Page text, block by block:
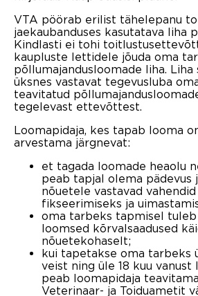
VTA pöörab erilist tähelepanu
jaekaubanduses kasutatava liha
Kindlasti ei tohi
kaupluste lettidele jõuda oma
põllumajandusloomade liha. Liha
üksnes vastavat tegevusluba
teavitatud
tegelevast ettevõttest.
Loomapidaja, kes tapab looma
arvestama järgnevat:
et tagada loomade heaolu
peab tapjal olema pädevus
nõuetele vastavad
fikseerimiseks ja
oma tarbeks tapmisel
loomsed kõrvalsaadused
nõuetekohaselt;
kui tapetakse oma tarbeks
veist ning üle 18 kuu
peab loomapidaja
Veterinaar- ja Toiduametit